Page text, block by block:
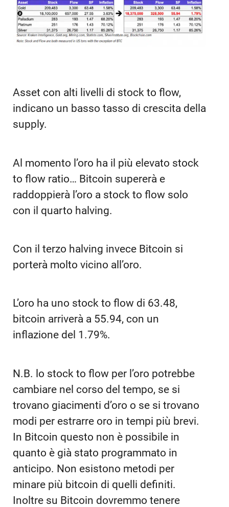
Asset con alti livelli di stock to flow,
indicano un basso tasso di crescita della
supply.
Al momento l’oro ha il più elevato stock
to flow ratio… Bitcoin supererà e
raddoppierà l’oro a stock to flow solo
con il quarto halving.
Con il terzo halving invece Bitcoin si
porterà molto vicino all’oro.
L’oro ha uno stock to flow di 63.48,
bitcoin arriverà a 55.94, con un
inflazione del 1.79%.
N.B. lo stock to flow per l’oro potrebbe
cambiare nel corso del tempo, se si
trovano giacimenti d’oro o se si trovano
modi per estrarre oro in tempi più brevi.
In Bitcoin questo non è possibile in
quanto è già stato programmato in
anticipo. Non esistono metodi per
minare più bitcoin di quelli definiti.
Inoltre su Bitcoin dovremmo tenere